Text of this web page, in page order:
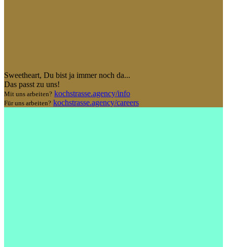
Sweetheart, Du bist ja immer noch da...
Das passt zu uns!
Mit uns arbeiten? kochstrasse.agency/info
Für uns arbeiten? kochstrasse.agency/careers